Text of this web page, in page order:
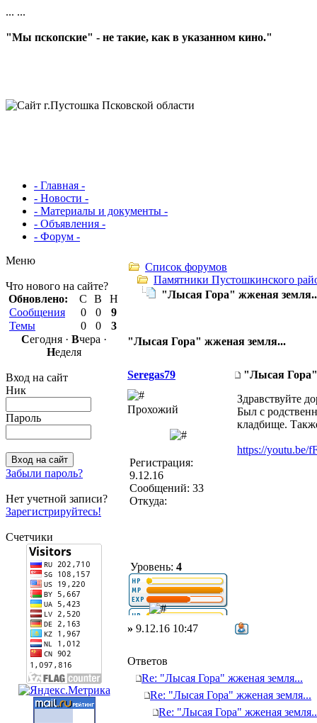
... ...
"Мы пскопские" - не такие, как в указанном кино."
- Главная -
- Новости -
- Материалы и документы -
- Объявления -
- Форум -
Меню
Что нового на сайте?
Обновлено:
С В
Н
Сообщения
0 0
9
Темы
0 0
3
Сегодня · Вчера ·
Неделя
Вход на сайт
Ник
Пароль
Забыли пароль?
Нет учетной записи?
Зарегистрируйтесь!
Счетчики
Список форумов
Памятники Пустошкинского
"Лысая Гора" жженая
"Лысая Гора" жженая земля...
Seregas79 "Лысая
Прохожий
Регистрация:
9.12.16
Сообщений: 33
Откуда:
Уровень: 4
Здравствуйте
Был с
кладбище.
https://youtu.be/
» 9.12.16 10:47
Ответов
Re: "Лысая Гора" жженая земля...
Re: "Лысая Гора" жженая земля...
Re: "Лысая Гора" жженая